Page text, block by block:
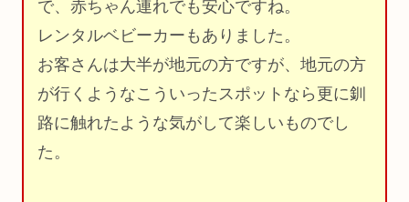
で、赤ちゃん連れでも安心ですね。
レンタルベビーカーもありました。
お客さんは大半が地元の方ですが、地元の方
が行くようなこういったスポットなら更に釧
路に触れたような気がして楽しいものでし
た。